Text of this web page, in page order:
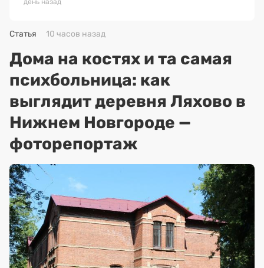
Статья 10 часов назад
Дома на костях и та самая
психбольница: как
выглядит деревня Ляхово в
Нижнем Новгороде —
фоторепортаж